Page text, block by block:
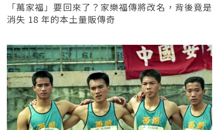
「萬家福」要回來了？家樂福傳將改名，背後竟是
消失 18 年的本土量販傳奇